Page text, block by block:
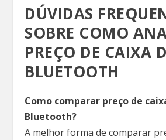
DÚVIDAS
SOBRE COMO
PREÇO DE CAIXA
BLUETOOTH
Como comparar preço de
Bluetooth?
A melhor forma de comparar